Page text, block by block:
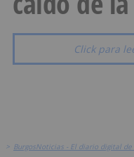
Click para
> BurgosNoticias - El diario digital de